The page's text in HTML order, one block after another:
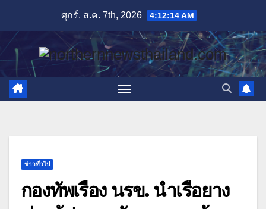
content
ศุกร์. ส.ค. 7th, 2026 4:12:15 AM
ข่าวทั่วไป
กองทัพเรือง นรข. นำเรือยาง